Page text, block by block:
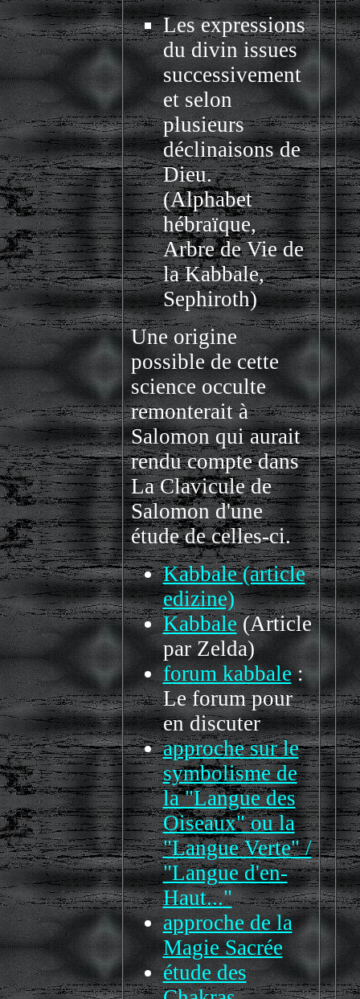
Les expressions
du divin issues
successivement
et selon
plusieurs
déclinaisons de
Dieu.
(Alphabet
hébraïque,
Arbre de Vie de
la Kabbale,
Sephiroth)
Une origine
possible de cette
science occulte
remonterait à
Salomon qui aurait
rendu compte dans
La Clavicule de
Salomon d'une
étude de celles-ci.
Kabbale (article
edizine)
Kabbale(Article
par Zelda)
forum kabbale:
Le forum pour
en discuter
approche sur le
symbolisme de
la "Langue des
Oiseaux" ou la
"Langue Verte" /
"Langue d'en-
Haut..."
approche de la
Magie Sacrée
étude des